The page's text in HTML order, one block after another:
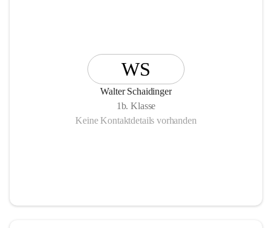
WS
Walter Schaidinger
1b. Klasse
Keine Kontaktdetails vorhanden